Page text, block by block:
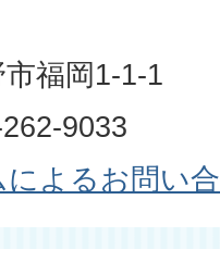
福岡1-1-1
9033
によるお問い